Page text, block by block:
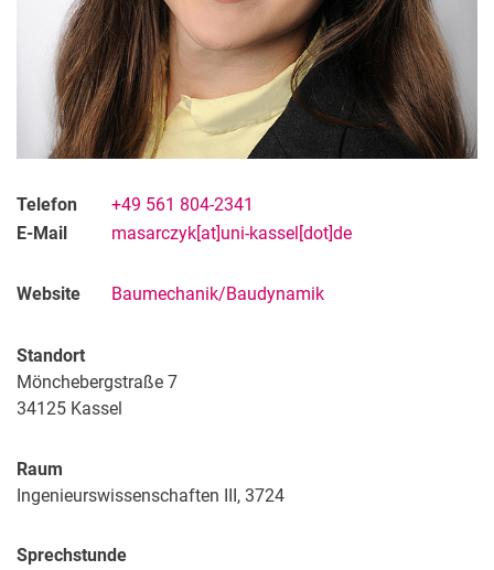
Telefon
+49 561 804-2341
E-Mail
masarczyk[at]uni-kassel[dot]de
Website Baumechanik/Baudynamik
Standort
Mönchebergstraße 7
34125 Kassel
Raum
Ingenieurswissenschaften III, 3724
Sprechstunde